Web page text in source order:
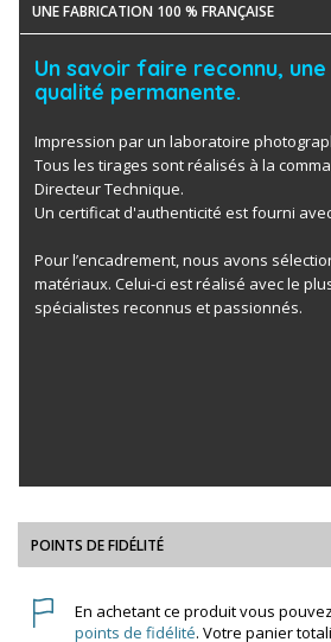
UNE FABRICATION 100 % FRANÇAISE
Un savoir faire reconnu,
qualité permanente.
Impression par un laboratoire
Tous les tirages sont réalisés à la
Directeur Technique.
Un certificat d'authenticité est fourni
Pour l’encadrement, nous avons
matériaux. Celui-ci est réalisé avec le
spécialistes reconnus et passionnés.
POINTS DE FIDÉLITÉ
En achetant ce produit vous
points de fidélité. Votre panier